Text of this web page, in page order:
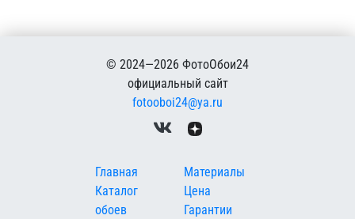
© 2024—2026 ФотоОбои24
официальный сайт
fotooboi24@ya.ru
Меню в подвале
Главная
Каталог
обоев
Материалы
Цена
Гарантии